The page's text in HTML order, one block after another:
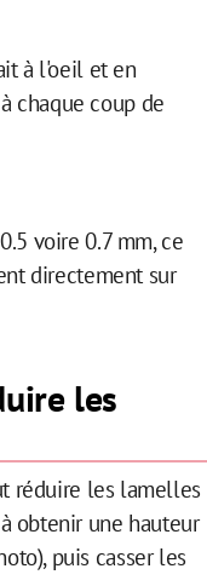
à l'oeil et en
chaque coup de
voire 0.7 mm, ce
directement sur
les
réduire les lamelles
obtenir une hauteur
puis casser les